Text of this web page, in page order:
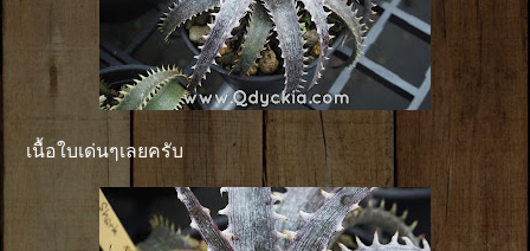
เนื้อใบเด่นๆเลยครับ